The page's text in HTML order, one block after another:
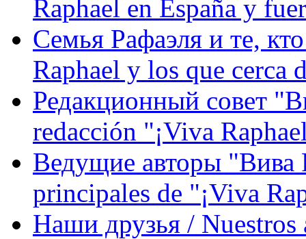
Raphael en España y
Семья Рафаэля и те,
Raphael y los que cerca
Редакционный совет
redacción "¡Viva
Ведущие авторы "Вива
principales de "¡Viva
Наши друзья / Nuestros